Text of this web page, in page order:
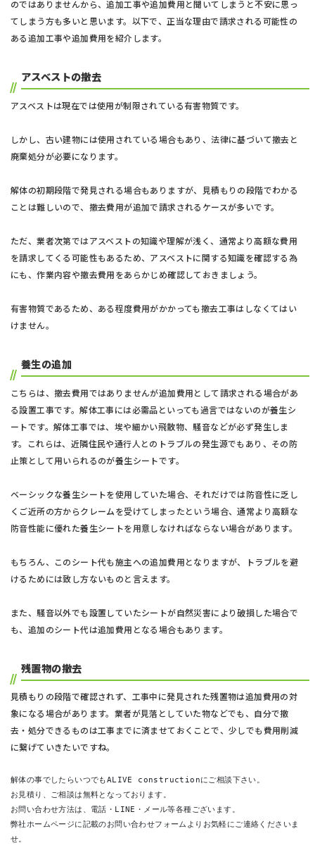
のではありませんから、追加工事や追加費用と聞いてしまうと不安に思っ
てしまう方も多いと思います。以下で、正当な理由で請求される可能性の
ある追加工事や追加費用を紹介します。
アスベストの撤去
アスベストは現在では使用が制限されている有害物質です。
しかし、古い建物には使用されている場合もあり、法律に基づいて撤去と
廃棄処分が必要になります。
解体の初期段階で発見される場合もありますが、見積もりの段階でわかる
ことは難しいので、撤去費用が追加で請求されるケースが多いです。
ただ、業者次第ではアスベストの知識や理解が浅く、通常より高額な費用
を請求してくる可能性もあるため、アスベストに関する知識を確認する為
にも、作業内容や撤去費用をあらかじめ確認しておきましょう。
有害物質であるため、ある程度費用がかかっても撤去工事はしなくてはい
けません。
養生の追加
こちらは、撤去費用ではありませんが追加費用として請求される場合があ
る設置工事です。解体工事には必需品といっても過言ではないのが養生シ
ートです。解体工事では、埃や細かい飛散物、騒音などが必ず発生しま
す。これらは、近隣住民や通行人とのトラブルの発生源でもあり、その防
止策として用いられるのが養生シートです。
ベーシックな養生シートを使用していた場合、それだけでは防音性に乏し
くご近所の方からクレームを受けてしまったという場合、通常より高額な
防音性能に優れた養生シートを用意しなければならない場合があります。
もちろん、このシート代も施主への追加費用となりますが、トラブルを避
けるためには致し方ないものと言えます。
また、騒音以外でも設置していたシートが自然災害により破損した場合で
も、追加のシート代は追加費用となる場合もあります。
残置物の撤去
見積もりの段階で確認されず、工事中に発見された残置物は追加費用の対
象になる場合があります。業者が見落としていた物などでも、自分で撤
去・処分できるものは工事までに済ませておくことで、少しでも費用削減
に繋げていきたいですね。
解体の事でしたらいつでもALIVE constructionにご相談下さい。
お見積り、ご相談は無料となっております。
お問い合わせ方法は、電話・LINE・メール等各種ございます。
弊社ホームページに記載のお問い合わせフォームよりお気軽にご連絡くださいま
せ。